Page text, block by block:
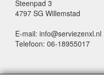
Steenpad 3
4797 SG Willemstad
E-mail: info@serviezenxl.nl
Telefoon: 06-18955017